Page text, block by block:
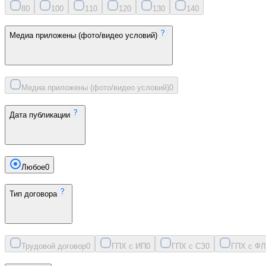
80 100 11 0 120 130 140
Медиа приложены (фото/видео условий)
Медиа приложены (фото/видео условий)0
Дата публикации
Любое0
Тип договора
Трудовой договор0 ГПХ с ИП0 ГПХ с СЗ0 ГПХ с ФЛ